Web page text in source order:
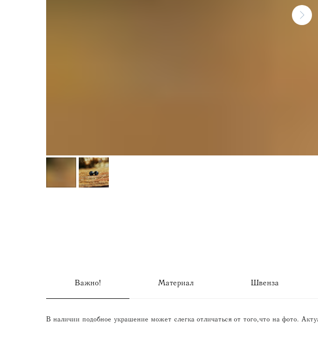
Важно! Материал Швенза
В наличии подобное украшение может слегка отличаться от того, что на фото.